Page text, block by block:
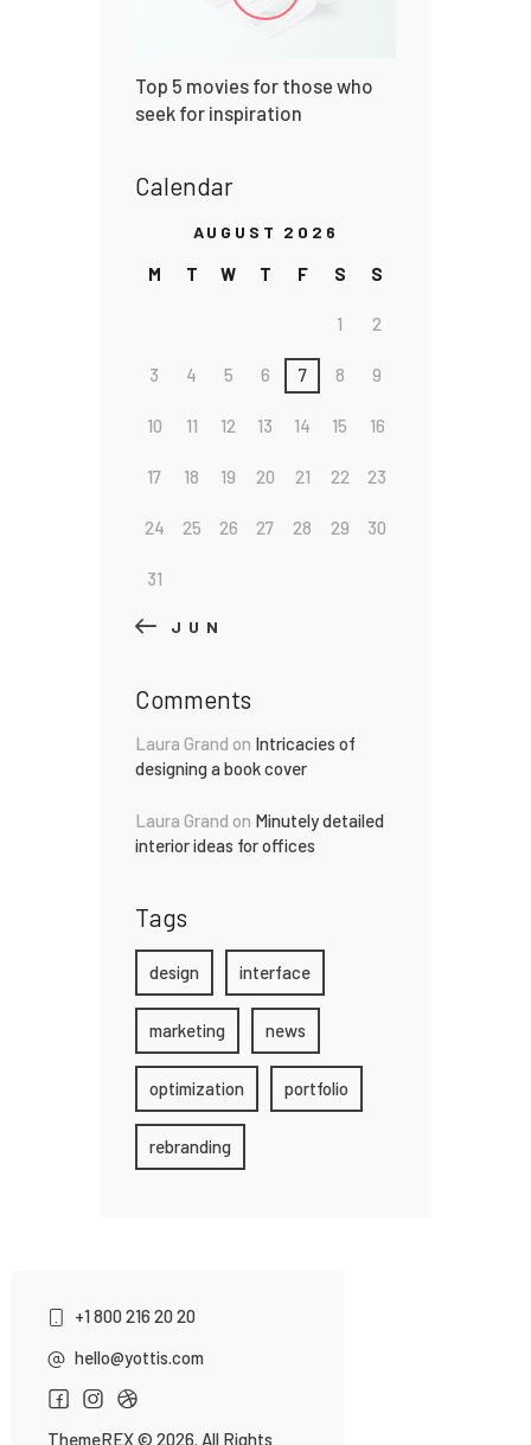
Top 5 movies for those who
seek for inspiration
Calendar
AUGUST 2026
M T W T F S S
1 2
3 4 5 6 7 8 9
10 11 12 13 14 15 16
17 18 19 20 21 22 23
24 25 26 27 28 29 30
31
« JUN
Comments
Laura Grand on Intricacies of
designing a book cover
Laura Grand on Minutely detailed
interior ideas for offices
Tags
design interface
marketing news
optimization portfolio
rebranding
+1 800 216 20 20
hello@yottis.com
ThemeREX© 2026. All Rights